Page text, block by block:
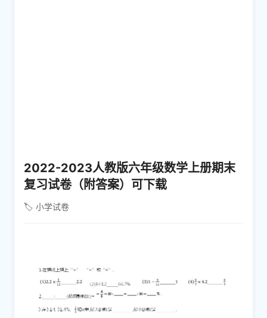
2022-2023人教版六年级数学上册期末
复习试卷（附答案）可下载
🏷️ 小学试卷